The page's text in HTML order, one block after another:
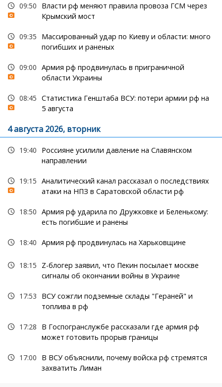
09:50
Власти рф меняют правила провоза ГСМ через
Крымский мост
09:35
Массированный удар по Киеву и области: много
погибших и раненых
09:00 Армия рф продвинулась в приграничной
области Украины
08:45 Статистика Генштаба ВСУ: потери армии рф на
5 августа
4 августа 2026, вторник
19:40
Россияне усилили давление на Славянском
направлении
19:15 Аналитический канал рассказал о последствиях
атаки на НПЗ в Саратовской области рф
18:50 Армия рф ударила по Дружковке и Беленькому:
есть погибшие и ранены
18:40 Армия рф продвинулась на Харьковщине
18:15
Z-блогер заявил, что Пекин посылает москве
сигналы об окончании войны в Украине
17:53
ВСУ сожгли подземные склады "Гераней" и
топлива в рф
17:28
В Госпогранслужбе рассказали где армия рф
может готовить прорыв границы
17:00
В ВСУ объяснили, почему войска рф стремятся
захватить Лиман